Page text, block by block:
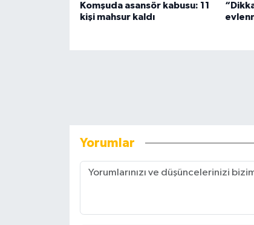
Komşuda asansör kabusu: 11
kişi mahsur kaldı
Yorumlar